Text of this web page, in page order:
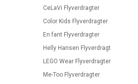
CeLaVi Flyverdragter
Color Kids Flyverdragter
En fant Flyverdragter
Helly Hansen Flyverdragt
LEGO Wear Flyverdragter
Me-Too Flyverdragter